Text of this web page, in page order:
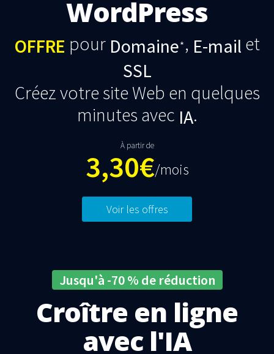
WordPress
OFFRE pour Domaine*, E-mail et
SSL
Créez votre site Web en quelques
minutes avec IA.
À partir de
3,30€/mois
Voir les offres
Jusqu'à -70 % de réduction
Croître en ligne
avec l'IA